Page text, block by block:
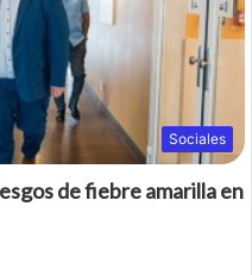
Sociales
de fiebre amarilla en